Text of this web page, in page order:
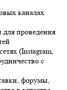
каналах
для проведения
(Instagram,
с
форумы,